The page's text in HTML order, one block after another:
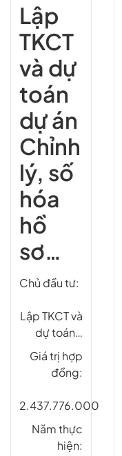
Lập
TKCT
và dự
toán
dự án
Chỉnh
lý, số
hóa
hồ
sơ…
Chủ đầu tư:
Lập TKCT và
dự toán…
Giá trị hợp
đồng:
2.437.776.000
Năm thực
hiện: